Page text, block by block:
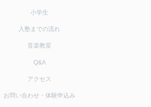
小学生
入塾までの流れ
音楽教室
Q&A
アクセス
お問い合わせ・体験申込み